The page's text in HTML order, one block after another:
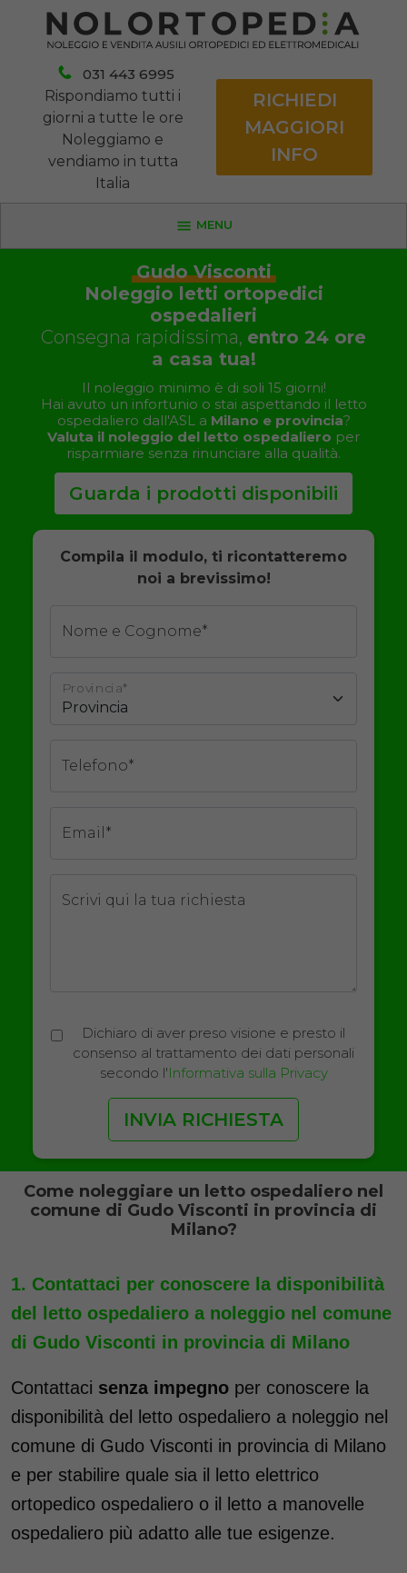
031 443 6995
Rispondiamo tutti i
giorni a tutte le ore
Noleggiamo e
vendiamo in tutta
Italia
RICHIEDI
MAGGIORI
INFO
MENU
Gudo Visconti
Noleggio letti ortopedici
ospedalieri
Consegna rapidissima, entro 24 ore
a casa tua!
Il noleggio minimo è di soli 15 giorni!
Hai avuto un infortunio o stai aspettando il letto
ospedaliero dall'ASL a Milano e provincia?
Valuta il noleggio del letto ospedaliero per
risparmiare senza rinunciare alla qualità.
Guarda i prodotti disponibili
Compila il modulo, ti ricontatteremo
noi a brevissimo!
Nome e Cognome*
Provincia*
Telefono*
Email*
Scrivi qui la tua richiesta
Dichiaro di aver preso visione e presto il
consenso al trattamento dei dati personali
secondo l'Informativa sulla Privacy
Come noleggiare un letto ospedaliero nel
comune di Gudo Visconti in provincia di
Milano?
Contattaci per conoscere la disponibilità
del letto ospedaliero a noleggio nel comune
di Gudo Visconti in provincia di Milano
Contattaci senza impegno per conoscere la
disponibilità del letto ospedaliero a noleggio nel
comune di Gudo Visconti in provincia di Milano
e per stabilire quale sia il letto elettrico
ortopedico ospedaliero o il letto a manovelle
ospedaliero più adatto alle tue esigenze.